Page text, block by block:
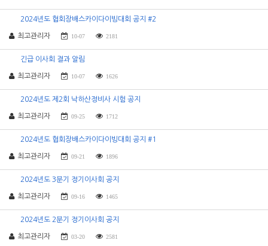
2024년도 협회장배스카이다이빙대회 공지 #2
최고관리자 10-07 2181
긴급 이사회 결과 알림
최고관리자 10-07 1626
2024년도 제2회 낙하산정비사 시험 공지
최고관리자 09-25 1712
2024년도 협회장배스카이다이빙대회 공지 #1
최고관리자 09-21 1896
2024년도 3분기 정기이사회 공지
최고관리자 09-16 1465
2024년도 2분기 정기이사회 공지
최고관리자 03-20 2581